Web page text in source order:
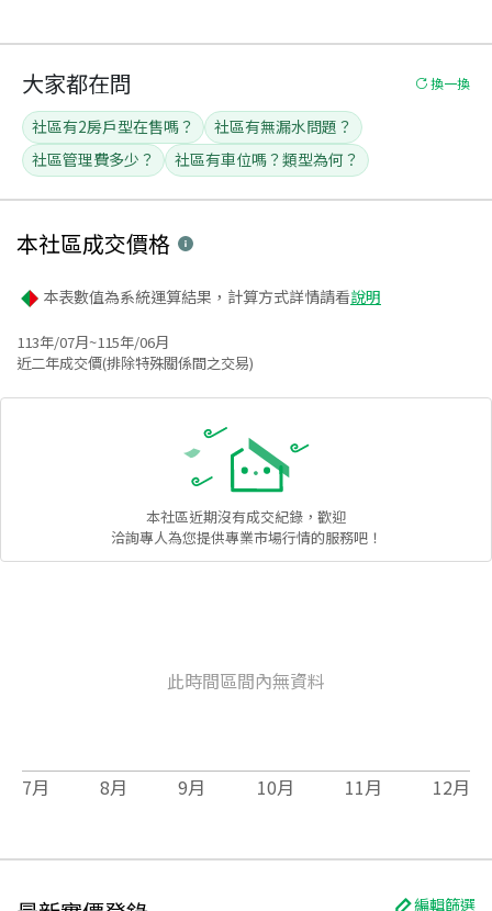
大家都在問 換一換
社區有2房戶型在售嗎？
社區有無漏水問題？
社區管理費多少？
社區有車位嗎？類型為何？
本社區成交價格
本表數值為系統運算結果，計算方式詳情請看說明
113年/07月~115年/06月
近二年成交價(排除特殊關係間之交易)
本社區近期沒有成交紀錄，歡迎
洽詢專人為您提供專業市場行情的服務吧！
此時間區間內無資料
7月 8月 9月 10月 11月 12月
編輯篩選